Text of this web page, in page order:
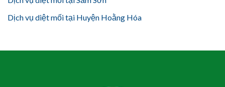
Dịch vụ diệt mối tại Huyện Hoằng Hóa